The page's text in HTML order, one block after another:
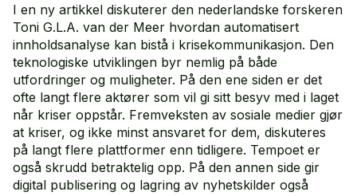
Øyvind Ihlen
I en ny artikkel diskuterer den nederlandske forskeren
Toni G.L.A. van der Meer hvordan automatisert
innholdsanalyse kan bistå i krisekommunikasjon. Den
teknologiske utviklingen byr nemlig på både
utfordringer og muligheter. På den ene siden er det
ofte langt flere aktører som vil gi sitt besyv med i laget
når kriser oppstår. Fremveksten av sosiale medier gjør
at kriser, og ikke minst ansvaret for dem, diskuteres
på langt flere plattformer enn tidligere. Tempoet er
også skrudd betraktelig opp. På den annen side gir
digital publisering og lagring av nyhetskilder også